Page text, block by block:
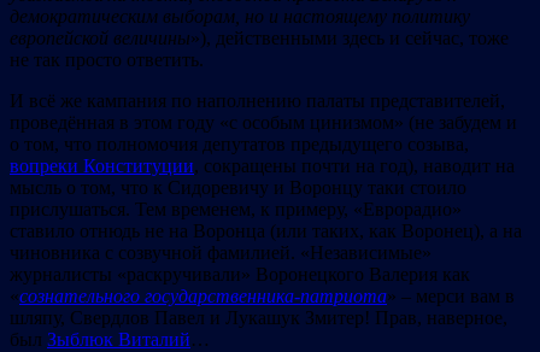
демократическим выборам, но и настоящему политику
европейской величины»), действенными здесь и сейчас, тоже
не так просто ответить.
И всё же кампания по наполнению палаты представителей,
проведённая в этом году «с особым цинизмом» (не забудем и
о том, что полномочия депутатов предыдущего созыва,
вопреки Конституции, сокращены почти на год), наводит на
мысль о том, что к Сидоревичу и Воронцу таки стоило
прислушаться. Тем временем, к примеру, «Еврорадио»
ставило отнюдь не на Воронца (или таких, как Воронец), а на
чиновника c созвучной фамилией. «Независимые»
журналисты «раскручивали» Воронецкого Валерия как
«сознательного государственника-патриота» – мерси вам в
шляпу, Свердлов Павел и Лукашук Змитер! Прав, наверное,
был Зыблюк Виталий…